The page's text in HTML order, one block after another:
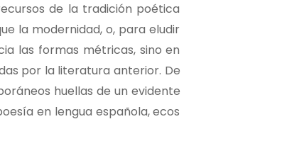
de la tradición poética
la modernidad, o, para eludir
las formas métricas, sino en
por la literatura anterior. De
huellas de un evidente
en lengua española, ecos